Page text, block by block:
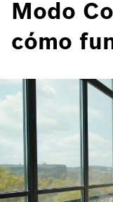
Modo
cómo